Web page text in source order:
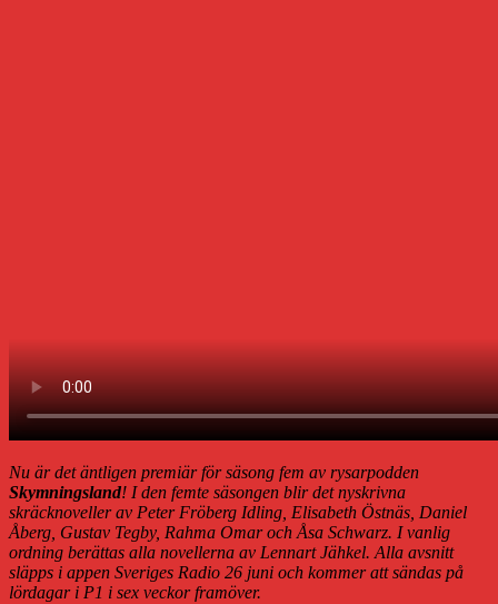
Nu är det äntligen premiär för säsong fem av rysarpodden
Skymningsland! I den femte säsongen blir det nyskrivna
skräcknoveller av Peter Fröberg Idling, Elisabeth Östnäs, Daniel
Åberg, Gustav Tegby, Rahma Omar och Åsa Schwarz. I vanlig
ordning berättas alla novellerna av Lennart Jähkel. Alla avsnitt
släpps i appen Sveriges Radio 26 juni och kommer att sändas på
lördagar i P1 i sex veckor framöver.